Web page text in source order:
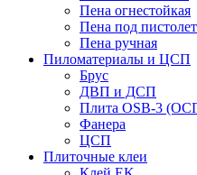
Пена огнестойкая
Пена под пистолет
Пена ручная
Пиломатериалы и ЦСП
Брус
ДВП и ДСП
Плита OSB-3
Фанера
ЦСП
Плиточные клеи